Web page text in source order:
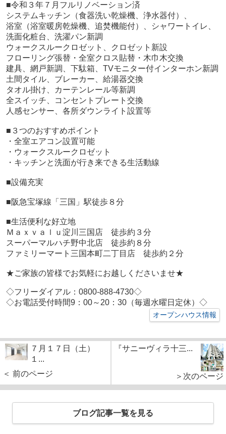
■令和３年７月フルリノベーション済
システムキッチン（食器洗い乾燥機、浄水器付）、
浴室（浴室暖房乾燥機、追焚機能付）、シャワートイレ、
洗面化粧台、洗濯パン新調
ウォークスルークロゼット、クロゼット新設
フローリング張替・全室クロス貼替・木巾木交換
建具、網戸新調、下駄箱、TVモニター付インターホン新調
土間タイル、ブレーカー、給湯器交換
タオル掛け、カーテンレール等新調
全スイッチ、コンセントプレート交換
人感センサー、各所ダウンライト設置等
■３つのおすすめポイント
・全室エアコン設置可能
・ウォークスルークロゼット
・キッチンと洗面が行き来できる生活動線
■設備充実
■阪急宝塚線「三国」駅徒歩８分
■生活便利な好立地
Ｍａｘｖａｌｕ淀川三国店 徒歩約３分
スーパーマルハチ野中北店 徒歩約８分
ファミリーマート三国本町二丁目店 徒歩約２分
★ご家族の皆様でお気軽にお越しくださいませ★
◇フリーダイアル：0800-888-4730◇
◇お電話受付時間9：00～20：30（毎週水曜日定休）◇
オープンハウス情報
７月１７日（土）
１...
＜ 前のページ
『サニーヴィラ十三...
＞次のページ
ブログ記事一覧を見る